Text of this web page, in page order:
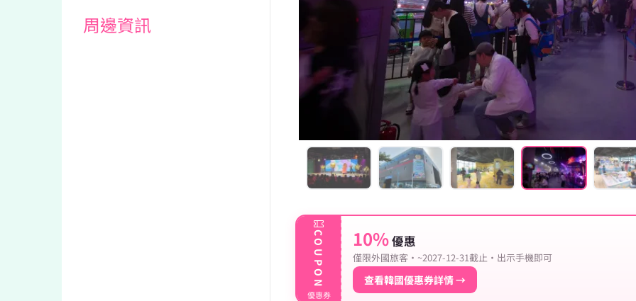
周邊資訊
COUPON
優惠券
10%優惠
僅限外國旅客 · ~2027-12-31截止 · 出示手機即可
查看韓國優惠券詳情 →